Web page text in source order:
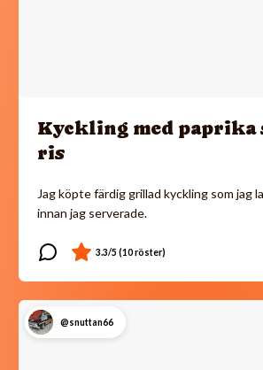
Kyckling med paprika
ris
Jag köpte färdig grillad kyckling som jag
innan jag serverade.
@snuttan66